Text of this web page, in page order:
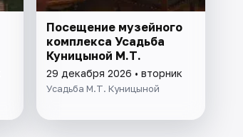
Посещение музейного
комплекса Усадьба
Куницыной М.Т.
29 декабря 2026 • вторник
Усадьба М.Т. Куницыной